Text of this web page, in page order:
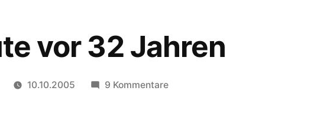
vor 32 Jahren
10.10.2005 9 Kommentarezu